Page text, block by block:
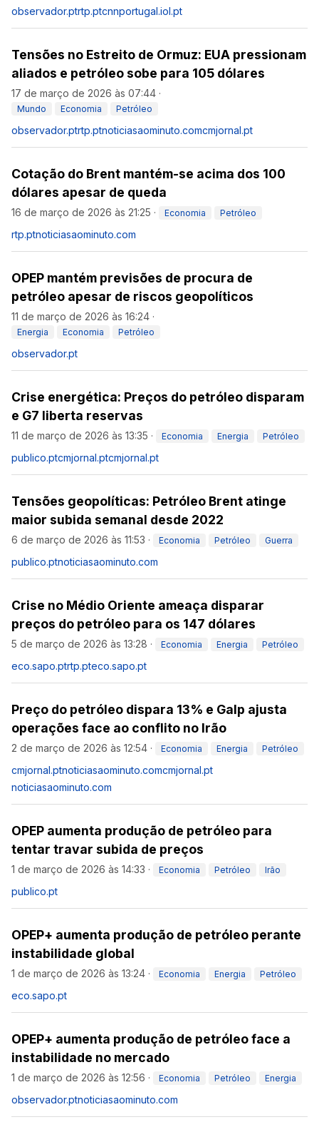
observador.ptrtp.ptcnnportugal.iol.pt
Tensões no Estreito de Ormuz: EUA pressionam
aliados e petróleo sobe para 105 dólares
17 de março de 2026 às 07:44 ·
Mundo Economia Petróleo
observador.ptrtp.ptnoticiasaominuto.comcmjornal.pt
Cotação do Brent mantém-se acima dos 100
dólares apesar de queda
16 de março de 2026 às 21:25 · Economia Petróleo
rtp.ptnoticiasaominuto.com
OPEP mantém previsões de procura de
petróleo apesar de riscos geopolíticos
11 de março de 2026 às 16:24 ·
Energia Economia Petróleo
observador.pt
Crise energética: Preços do petróleo disparam
e G7 liberta reservas
11 de março de 2026 às 13:35 · Economia Energia Petróleo
publico.ptcmjornal.ptcmjornal.pt
Tensões geopolíticas: Petróleo Brent atinge
maior subida semanal desde 2022
6 de março de 2026 às 11:53 · Economia Petróleo Guerra
publico.ptnoticiasaominuto.com
Crise no Médio Oriente ameaça disparar
preços do petróleo para os 147 dólares
5 de março de 2026 às 13:28 · Economia Energia Petróleo
eco.sapo.ptrtp.pteco.sapo.pt
Preço do petróleo dispara 13% e Galp ajusta
operações face ao conflito no Irão
2 de março de 2026 às 12:54 · Economia Energia Petróleo
cmjornal.ptnoticiasaominuto.comcmjornal.pt
noticiasaominuto.com
OPEP aumenta produção de petróleo para
tentar travar subida de preços
1 de março de 2026 às 14:33 · Economia Petróleo Irão
publico.pt
OPEP+ aumenta produção de petróleo perante
instabilidade global
1 de março de 2026 às 13:24 · Economia Energia Petróleo
eco.sapo.pt
OPEP+ aumenta produção de petróleo face a
instabilidade no mercado
1 de março de 2026 às 12:56 · Economia Petróleo Energia
observador.ptnoticiasaominuto.com